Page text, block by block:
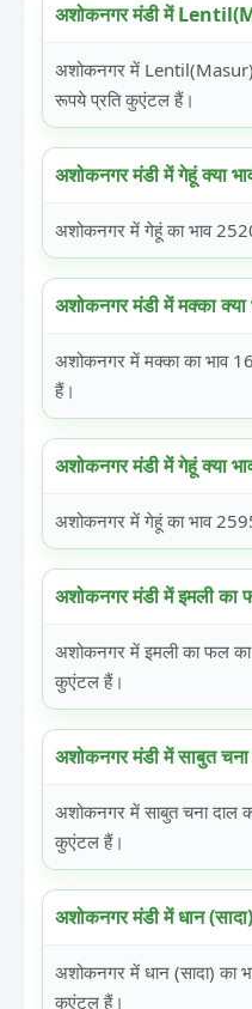
अशोकनगर मंडी में
अशोकनगर में
रूपये प्रति कुएंटल हैं।
अशोकनगर मंडी में गेहूं क्या
अशोकनगर में गेहूं का भाव
अशोकनगर मंडी में मक्का क्या
अशोकनगर में मक्का का भाव
हैं।
अशोकनगर मंडी में गेहूं क्या
अशोकनगर में गेहूं का भाव
अशोकनगर मंडी में इमली का
अशोकनगर में इमली का फल
कुएंटल हैं।
अशोकनगर मंडी में साबुत चना
अशोकनगर में साबुत चना दाल
कुएंटल हैं।
अशोकनगर मंडी में धान
अशोकनगर में धान (सादा) का
कुएंटल हैं।